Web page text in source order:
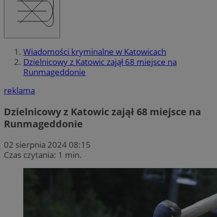
Wiadomości kryminalne w Katowicach
Dzielnicowy z Katowic zajął 68 miejsce na
Runmageddonie
reklama
Dzielnicowy z Katowic zajął 68 miejsce na
Runmageddonie
02 sierpnia 2024 08:15
Czas czytania: 1 min.